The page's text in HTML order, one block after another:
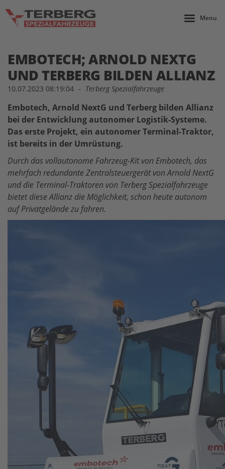
Menu
EMBOTECH; ARNOLD NEXTG
UND TERBERG BILDEN ALLIANZ
10.07.2023 08:19:04 - Terberg Spezialfahrzeuge
Embotech, Arnold NextG und Terberg bilden Allianz
bei der Entwicklung autonomer Logistik-Systeme.
Das erste Projekt, ein autonomer Terminal-Traktor,
ist bereits in der Umrüstung.
Durch das vollautonome Fahrzeug-Kit von Embotech, das
mehrfach redundante Zentralsteuergerät von Arnold NextG
und die Terminal-Traktoren von Terberg Spezialfahrzeuge
bietet diese Allianz die Möglichkeit, schon heute autonom
auf Privatgelände zu fahren.